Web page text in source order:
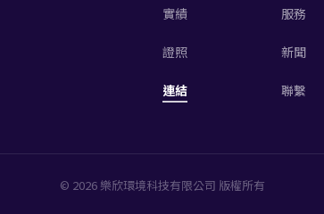
實績 服務
證照 新聞
連結 聯繫
© 2026 樂欣環境科技有限公司 版權所有